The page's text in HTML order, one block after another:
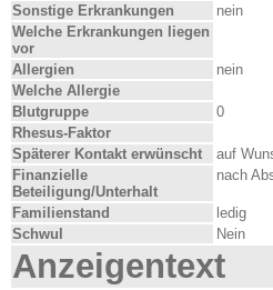
Sonstige Erkrankungen
nein
Welche Erkrankungen liegen
vor
Allergien
nein
Welche Allergie
Blutgruppe
0
Rhesus-Faktor
Späterer Kontakt erwünscht
auf
Finanzielle
Beteiligung/Unterhalt
nach
Familienstand
ledig
Schwul
Nein
Anzeigentext